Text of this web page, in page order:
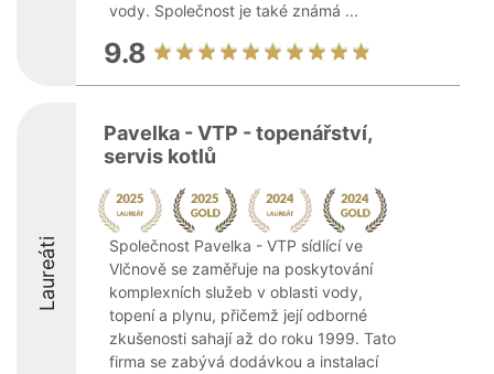
vody. Společnost je také známá ...
9.8
Laureáti
Pavelka - VTP - topenářství,
servis kotlů
Společnost Pavelka - VTP sídlící ve
Vlčnově se zaměřuje na poskytování
komplexních služeb v oblasti vody,
topení a plynu, přičemž její odborné
zkušenosti sahají až do roku 1999. Tato
firma se zabývá dodávkou a instalací